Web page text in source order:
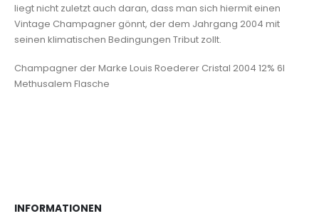
liegt nicht zuletzt auch daran, dass man sich hiermit einen
Vintage Champagner gönnt, der dem Jahrgang 2004 mit
seinen klimatischen Bedingungen Tribut zollt.
Champagner der Marke Louis Roederer Cristal 2004 12% 6l
Methusalem Flasche
INFORMATIONEN